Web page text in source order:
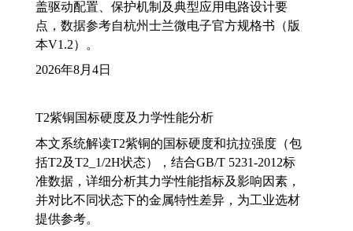
盖驱动配置、保护机制及典型应用电路设计要
点，数据参考自杭州士兰微电子官方规格书（版
本V1.2）。
2026年8月4日
T2紫铜国标硬度及力学性能分析
本文系统解读T2紫铜的国标硬度和抗拉强度（包
括T2及T2_1/2H状态），结合GB/T 5231-2012标
准数据，详细分析其力学性能指标及影响因素，
并对比不同状态下的金属特性差异，为工业选材
提供参考。